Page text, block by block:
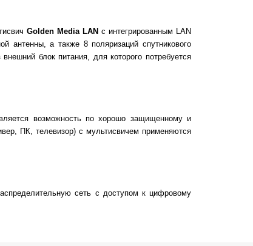
Golden Media LAN с интегрированным LAN
антенны, а также 8 поляризаций спутникового
блок питания, для которого потребуется
возможность по хорошо защищенному и
ПК, телевизор) с мультисвичем применяются
сеть с доступом к цифровому